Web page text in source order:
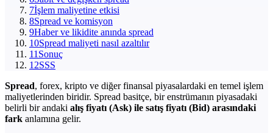
7İşlem maliyetine etkisi
8Spread ve komisyon
9Haber ve likidite anında spread
10Spread maliyeti nasıl azaltılır
11 Sonuç
12SSS
Spread, forex, kripto ve diğer finansal piyasalardaki en temel işlem
maliyetlerinden biridir. Spread basitçe, bir enstrümanın piyasadaki
belirli bir andaki alış fiyatı (Ask) ile satış fiyatı (Bid) arasındaki
fark anlamına gelir.